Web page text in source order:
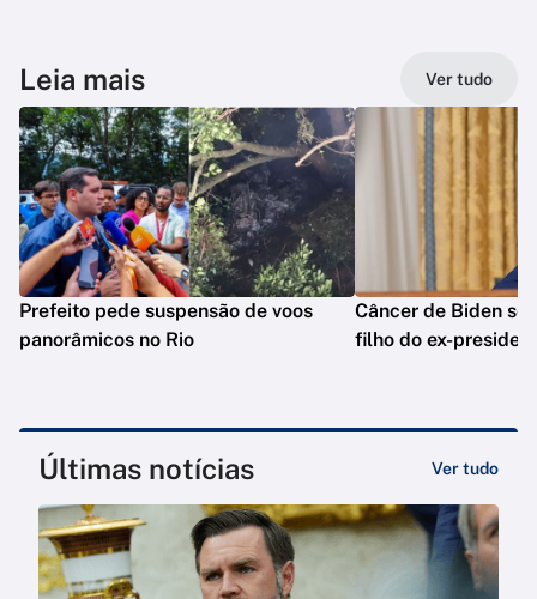
Leia mais Ver tudo
Prefeito pede suspensão de voos
panorâmicos no Rio
Câncer de Biden se
filho do ex-
Últimas notícias Ver tudo